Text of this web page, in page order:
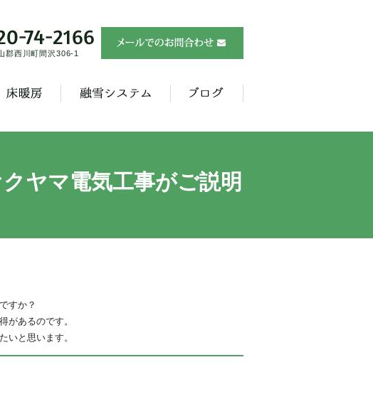
郡西川町間沢306-1
ヤマ電気工事がご説明
すか？
があるのです。
いと思います。